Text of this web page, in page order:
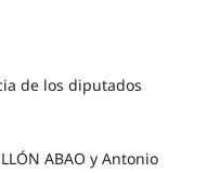
de los diputados
ABAO y Antonio